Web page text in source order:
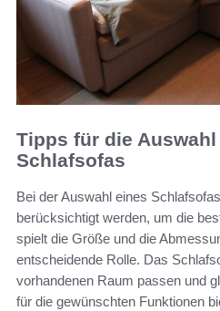
Tipps für die
Schlafsofas
Bei der Auswahl eines
berücksichtigt werden, um die
spielt die Größe und die
entscheidende Rolle. Das
vorhandenen Raum passen und
für die gewünschten Funktionen